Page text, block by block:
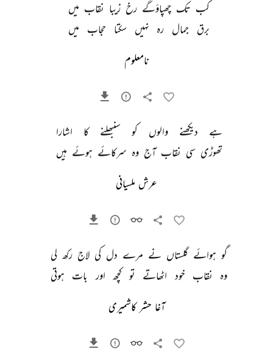
کب تک چھپاؤگے رخ زیبا نقاب میں
برق
جمال رہ نہیں سکتا حجاب میں
نامعلوم
ہے دیکھنے والوں کو سنبھلنے کا
اشارا
تھوڑی سی نقاب آج وہ سرکائے ہوئے ہیں
عرش ملسیانی
گو ہوائے گلستاں نے مرے دل کی لاج رکھ لی
وہ
نقاب خود اٹھاتے تو کچھ اور بات ہوتی
آغا حشر کاشمیری